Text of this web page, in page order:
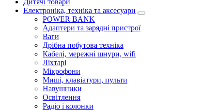
Електроніка, техніка та аксесуари
POWER BANK
Адаптери та зарядні пристрої
Ваги
Дрібна побутова техніка
Кабелі, мережні шнури, wifi
Ліхтарі
Мікрофони
Миші, клавіатури, пульти
Навушники
Освітлення
Радіо і колонки